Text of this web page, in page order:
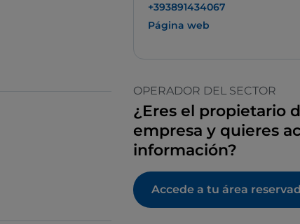
+393891434067
Página web
OPERADOR DEL SECTOR
¿Eres el propietario
empresa y quieres
información?
Accede a tu área